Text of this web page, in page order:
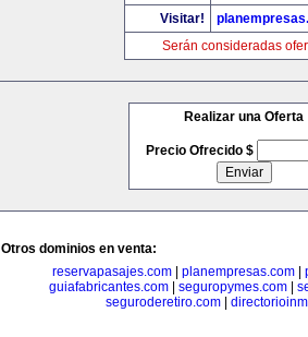
Visitar!
Serán consideradas
Realizar una Oferta
Precio Ofrecido $
Otros dominios en venta:
reservapasajes.com
planempresas.com
guiafabricantes.com| seguropymes.com|
seguroderetiro.com|